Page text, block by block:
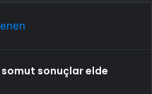
somut sonuçlar elde